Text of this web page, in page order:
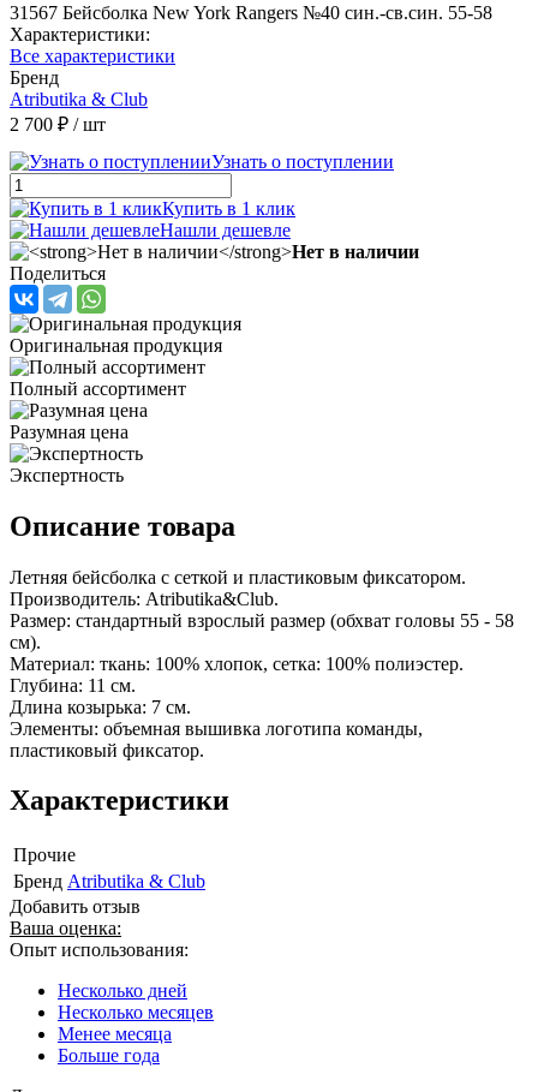
31567 Бейсболка New York Rangers №40 син.-св.син. 55-58
Характеристики:
Все характеристики
Бренд
Atributika & Club
2 700 ₽ / шт
Узнать о поступлении
Купить в 1 клик
Нашли дешевле
Нет в наличии
Поделиться
Оригинальная продукция
Полный ассортимент
Разумная цена
Экспертность
Описание товара
Летняя бейсболка с сеткой и пластиковым фиксатором.
Производитель: Atributika&Club.
Размер: стандартный взрослый размер (обхват головы 55 - 58
см).
Материал: ткань: 100% хлопок, сетка: 100% полиэстер.
Глубина: 11 см.
Длина козырька: 7 см.
Элементы: объемная вышивка логотипа команды,
пластиковый фиксатор.
Характеристики
Прочие
Бренд Atributika & Club
Добавить отзыв
Ваша оценка:
Опыт использования:
Несколько дней
Несколько месяцев
Менее месяца
Больше года